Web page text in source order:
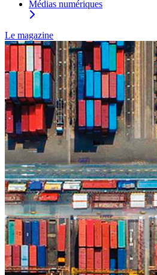
Médias numériques
Le magazine